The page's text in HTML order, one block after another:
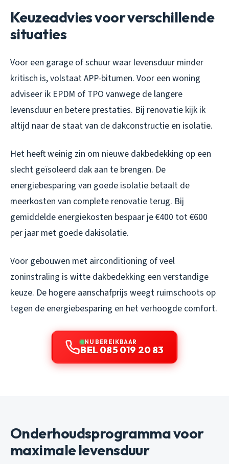
Keuzeadvies voor verschillende
situaties
Voor een garage of schuur waar levensduur minder
kritisch is, volstaat APP-bitumen. Voor een woning
adviseer ik EPDM of TPO vanwege de langere
levensduur en betere prestaties. Bij renovatie kijk ik
altijd naar de staat van de dakconstructie en isolatie.
Het heeft weinig zin om nieuwe dakbedekking op een
slecht geïsoleerd dak aan te brengen. De
energiebesparing van goede isolatie betaalt de
meerkosten van complete renovatie terug. Bij
gemiddelde energiekosten bespaar je €400 tot €600
per jaar met goede dakisolatie.
Voor gebouwen met airconditioning of veel
zoninstraling is witte dakbedekking een verstandige
keuze. De hogere aanschafprijs weegt ruimschoots op
tegen de energiebesparing en het verhoogde comfort.
NU BEREIKBAAR
BEL 085 019 20 83
Onderhoudsprogramma voor
maximale levensduur